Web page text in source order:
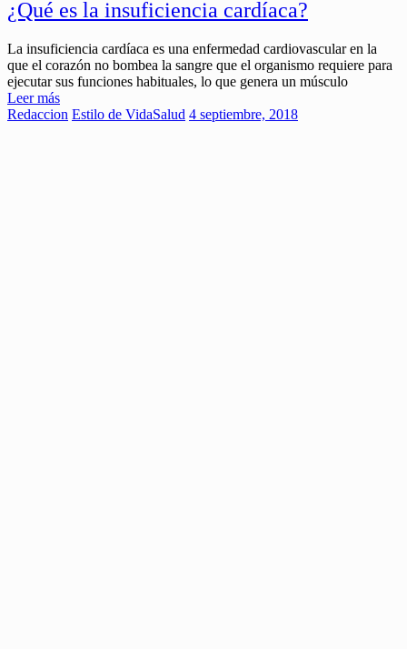
¿Qué es la insuficiencia cardíaca?
La insuficiencia cardíaca es una enfermedad cardiovascular en la
que el corazón no bombea la sangre que el organismo requiere para
ejecutar sus funciones habituales, lo que genera un músculo
Leer más
Redaccion Estilo de VidaSalud 4 septiembre, 2018